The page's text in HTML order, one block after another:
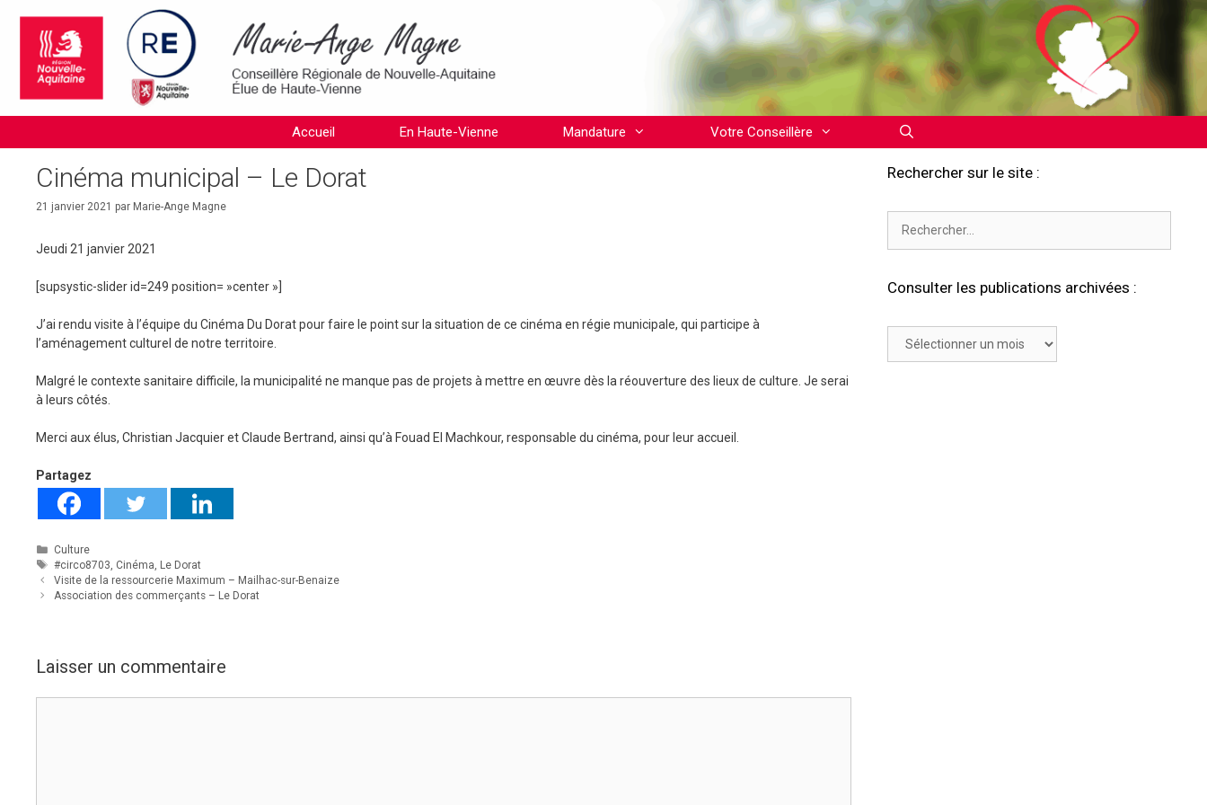
contenu
Accueil En Haute-Vienne Mandature Votre Conseillère
Cinéma municipal – Le Dorat
21 janvier 2021 par Marie-Ange Magne
Jeudi 21 janvier 2021
[supsystic-slider id=249 position= »center »]
J’ai rendu visite à l’équipe du Cinéma Du Dorat pour faire le point sur la situation de ce cinéma en régie municipale, qui participe à
l’aménagement culturel de notre territoire.
Malgré le contexte sanitaire difficile, la municipalité ne manque pas de projets à mettre en œuvre dès la réouverture des lieux de culture. Je serai
à leurs côtés.
Merci aux élus, Christian Jacquier et Claude Bertrand, ainsi qu’à Fouad El Machkour, responsable du cinéma, pour leur accueil.
Partagez
Catégories
Culture
Étiquettes
#circo8703, Cinéma, Le Dorat
Visite de la ressourcerie Maximum – Mailhac-sur-Benaize
Association des commerçants – Le Dorat
Laisser un commentaire
Rechercher sur le site :
Consulter les publications archivées :